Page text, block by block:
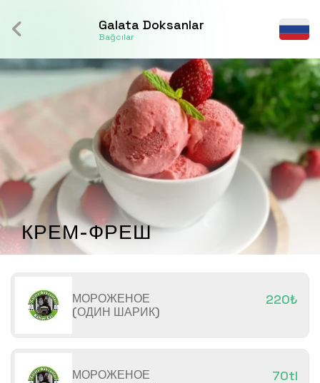
Galata Doksanlar
Bağcılar
КРЕМ-ФРЕШ
МОРОЖЕНОЕ
(ОДИН ШАРИК)
220₺
МОРОЖЕНОЕ
70tl